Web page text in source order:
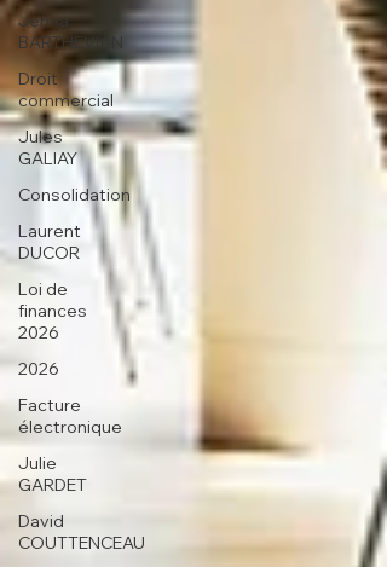
Jenna
BARTHEVIAN
Droit
commercial
Jules
GALIAY
Consolidation
Laurent
DUCOR
Loi de
finances
2026
2026
Facture
électronique
Julie
GARDET
David
COUTTENCEAU